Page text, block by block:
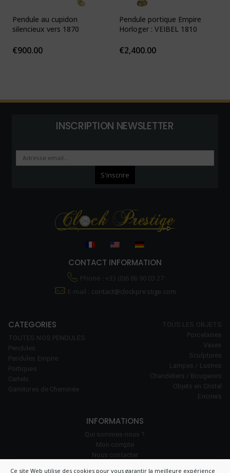
Ce site Web utilise des cookies pour vous garantir la meilleure expérience
Pendule au cupidon
silencieux vers 1870
€900.00
Pendule portique Empire
Horloger : VEIBEL 1810
€2,400.00
INSCRIPTION NEWSLETTER
CONTACT INFORMATION
Phone : +33 (0)6 86 90 03 27
E-mail : contact@clockprestige.com
CATEGORIES
TOUTES NOS PENDULES
Pendules
Pendules Empire
Portiques
Cartels
Garnitures de Cheminée
TOUS LES OBJETS
Porcelaines
Vases
Sculptures
Lampes / Lustres
Chandeliers / Bougeoirs
Objets en Cristal
Encriers
INFORMATIONS
Qui sommes-nous ?
Mon compte
Nous contacter